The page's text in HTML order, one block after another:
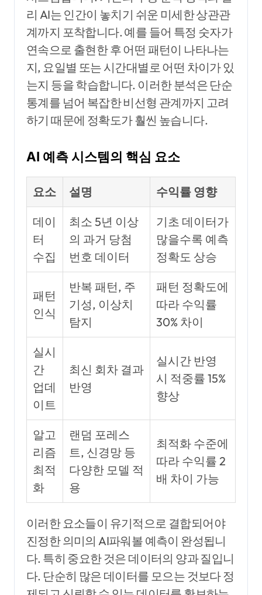
리 AI는 인간이 놓치기 쉬운 미세한 상관관
계까지 포착합니다. 예를 들어 특정 숫자가
연속으로 출현한 후 어떤 패턴이 나타나는
지, 요일별 또는 시간대별로 어떤 차이가 있
는지 등을 학습합니다. 이러한 분석은 단순
통계를 넘어 복잡한 비선형 관계까지 고려
하기 때문에 정확도가 훨씬 높습니다.
AI 예측 시스템의 핵심 요소
요소 설명 수익률 영향
데이
터
수집
최소 5년 이상
의 과거 당첨
번호 데이터
기초 데이터가
많을수록 예측
정확도 상승
패턴
인식
반복 패턴, 주
기성, 이상치
탐지
패턴 정확도에
따라 수익률
30% 차이
실시
간
업데
이트
최신 회차 결과
반영
실시간 반영
시 적중률 15%
향상
알고
리즘
최적
화
랜덤 포레스
트, 신경망 등
다양한 모델 적
용
최적화 수준에
따라 수익률 2
배 차이 가능
이러한 요소들이 유기적으로 결합되어야
진정한 의미의 AI파워볼 예측이 완성됩니
다. 특히 중요한 것은 데이터의 양과 질입니
다. 단순히 많은 데이터를 모으는 것보다 정